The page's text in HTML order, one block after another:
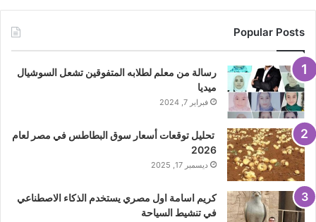
Popular Posts
رسالة من معلم لطلابه المتفوقين تشعل السوشيال
ميديا
فبراير 7, 2024
تحليل توقعات أسعار سوق البطاطس في مصر لعام
2026
ديسمبر 17, 2025
كريم اسامة اول مصري يستخدم الذكاء الاصطناعي
في تنشيط السياحة